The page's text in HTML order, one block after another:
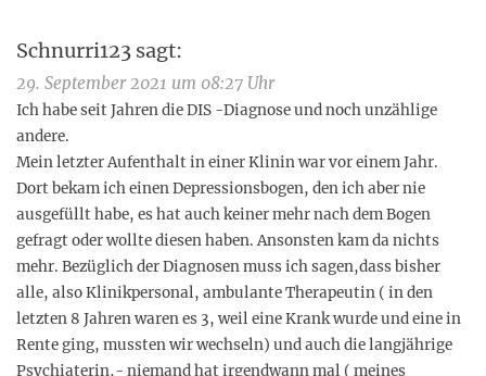
Schnurri123 sagt:
29. September 2021 um 08:27 Uhr
Ich habe seit Jahren die DIS -Diagnose und noch unzählige
andere.
Mein letzter Aufenthalt in einer Klinin war vor einem Jahr.
Dort bekam ich einen Depressionsbogen, den ich aber nie
ausgefüllt habe, es hat auch keiner mehr nach dem Bogen
gefragt oder wollte diesen haben. Ansonsten kam da nichts
mehr. Bezüglich der Diagnosen muss ich sagen,dass bisher
alle, also Klinikpersonal, ambulante Therapeutin ( in den
letzten 8 Jahren waren es 3, weil eine Krank wurde und eine in
Rente ging, mussten wir wechseln) und auch die langjährige
Psychiaterin,- niemand hat irgendwann mal ( meines